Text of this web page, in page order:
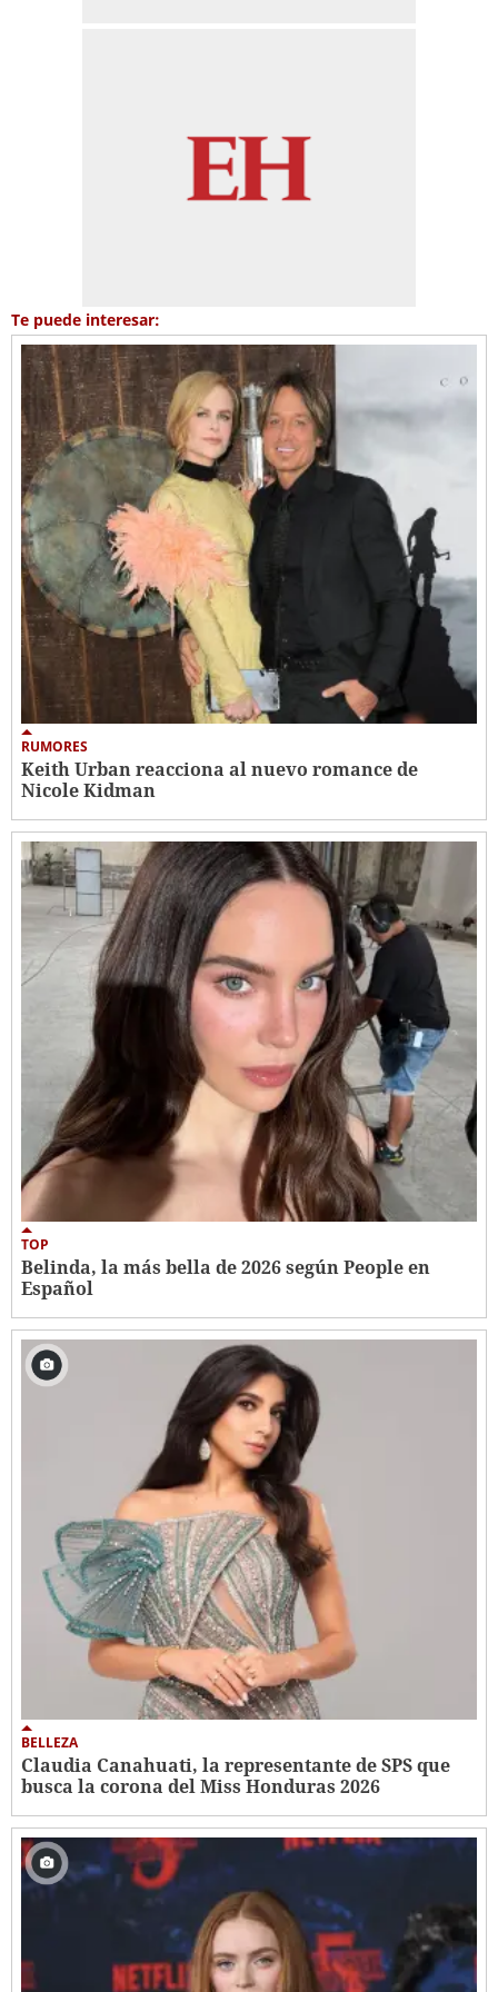
Te puede interesar:
RUMORES
Keith Urban reacciona al nuevo romance de
Nicole Kidman
TOP
Belinda, la más bella de 2026 según People en
Español
BELLEZA
Claudia Canahuati, la representante de SPS que
busca la corona del Miss Honduras 2026